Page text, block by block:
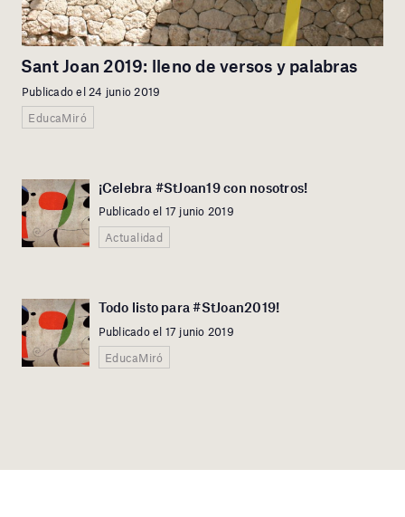
Sant Joan 2019: lleno de versos y palabras
Publicado el 24 junio 2019
EducaMiró
¡Celebra #StJoan19 con nosotros!
Publicado el 17 junio 2019
Actualidad
Todo listo para #StJoan2019!
Publicado el 17 junio 2019
EducaMiró